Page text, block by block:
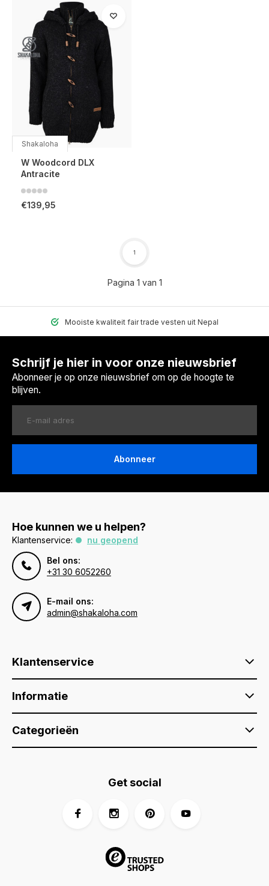
Shakaloha
W Woodcord DLX
Antracite
€139,95
Pagina 1 van 1
1
Mooiste kwaliteit fair trade vesten uit Nepal
Schrijf je hier in voor onze nieuwsbrief
Abonneer je op onze nieuwsbrief om op de hoogte te
blijven.
Abonneer
Hoe kunnen we u helpen?
Klantenservice:
nu geopend
Bel ons:
+31 30 6052260
E-mail ons:
admin@shakaloha.com
Klantenservice
Informatie
Categorieën
Get social